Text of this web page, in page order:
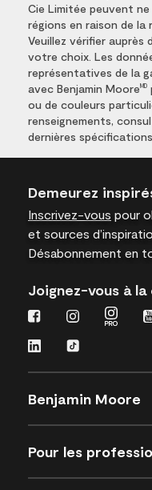
Cie Limitée peuvent
régions en raison de la
Veuillez vérifier
votre choix. Les
représentatives de la
avec Benjamin Moore MD
ou de couleurs
renseignements,
dernières
Demeurez
Inscrivez-vous pour
et sources
Désabonnement en
Joignez-vous à
Benjamin Moore
Pour les